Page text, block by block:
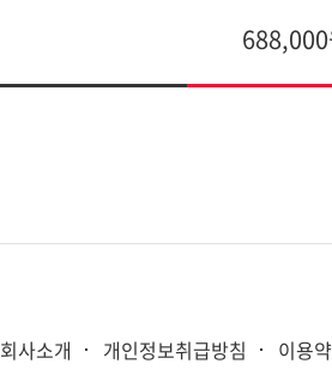
688,000
회사소개 개인정보취급방침 이용